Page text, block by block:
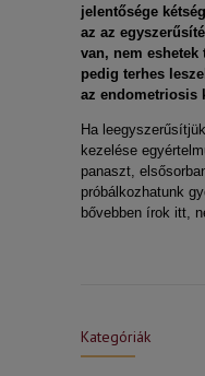
jelentősége
az az
van, nem
pedig terhes
az endometriosis
Ha
kezelése
panaszt,
próbálkozhatunk
bővebben írok itt,
Kategóriák